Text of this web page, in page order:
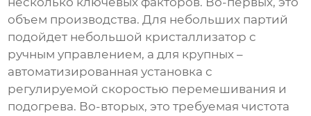
объем производства. Для небольших партий
подойдет небольшой кристаллизатор с
ручным управлением, а для крупных –
автоматизированная установка с
регулируемой скоростью перемешивания и
подогрева. Во-вторых, это требуемая чистота